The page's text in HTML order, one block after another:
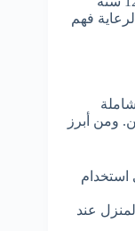
فهم
ومن أبرز
استخدام
عند